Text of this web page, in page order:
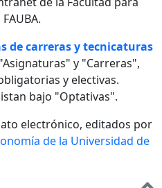
de carreras y tecnicaturas
y "Carreras",
y electivas.
bajo "Optativas".
electrónico, editados por
de la Universidad de